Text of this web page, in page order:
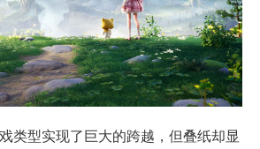
类型实现了巨大的跨越，但叠纸却显